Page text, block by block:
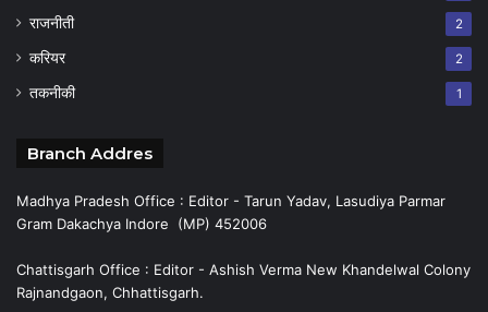
राजनीती 2
करियर 2
तकनीकी 1
Branch Addres
Madhya Pradesh Office : Editor - Tarun Yadav, Lasudiya Parmar
Gram Dakachya Indore (MP) 452006
Chattisgarh Office : Editor - Ashish Verma New Khandelwal Colony
Rajnandgaon, Chhattisgarh.